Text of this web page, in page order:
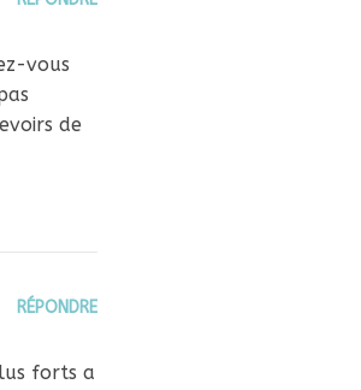
vous
de
RÉPONDRE
forts a